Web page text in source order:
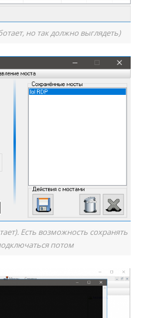
но так должно выглядеть)
Есть возможность сохранять
потом